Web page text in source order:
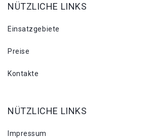
NÜTZLICHE LINKS
Einsatzgebiete
Preise
Kontakte
NÜTZLICHE LINKS
Impressum